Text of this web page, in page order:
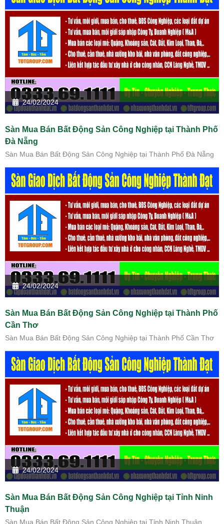
24/02/2024
Sàn Mua Bán Bất Động Sản Công Nghiệp tại Thành Phố
Đà Nẵng
Sàn Mua Bán Bất Động Sản Công Nghiệp tại Thành Phố Đà Nẵng
24/02/2024
Sàn Mua Bán Bất Động Sản Công Nghiệp tại Thành Phố
Cần Thơ
Sàn Mua Bán Bất Động Sản Công Nghiệp tại Thành Phố Cần Thơ
24/02/2024
Sàn Mua Bán Bất Động Sản Công Nghiệp tại Tỉnh Ninh
Thuận
Sàn Mua Bán Bất Động Sản Công Nghiệp tại Tỉnh Ninh Thuận